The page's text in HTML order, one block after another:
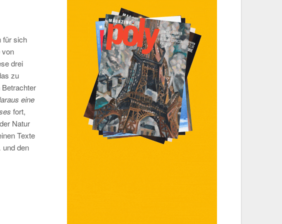
für sich
von
drei
zu
eine
fort,
Natur
Texte
und den